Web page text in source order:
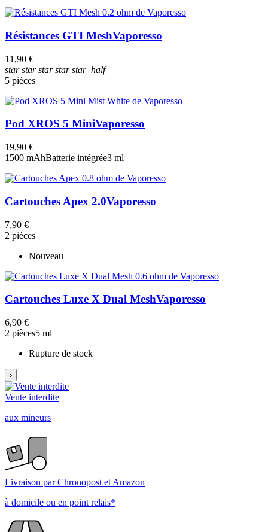
Résistances GTI MeshVaporesso
11,90 €
starstarstarstarstar_half
5 pièces
Pod XROS 5 MiniVaporesso
19,90 €
1500 mAhBatterie intégrée3 ml
Cartouches Apex 2.0Vaporesso
7,90 €
2 pièces
Nouveau
Cartouches Luxe X Dual MeshVaporesso
6,90 €
2 pièces5 ml
Rupture de stock
›
Vente interdite
aux mineurs
Livraison par Chronopost et Amazon
à domicile ou en point relais*